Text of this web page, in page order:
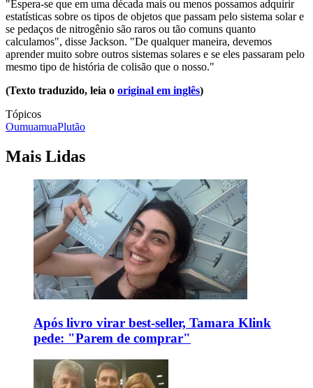
"Espera-se que em uma década mais ou menos possamos adquirir
estatísticas sobre os tipos de objetos que passam pelo sistema solar e
se pedaços de nitrogênio são raros ou tão comuns quanto
calculamos", disse Jackson. "De qualquer maneira, devemos
aprender muito sobre outros sistemas solares e se eles passaram pelo
mesmo tipo de história de colisão que o nosso."
(Texto traduzido, leia o original em inglês)
Tópicos
OumuamuaPlutão
Mais Lidas
Após livro virar best-seller, Tamara Klink
pede: "Parem de comprar"